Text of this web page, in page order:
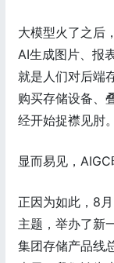
大模型火了之后
AI生成图片、报
就是人们对后端
购买存储设备、
经开始捉襟见肘。
显而易见，AIGC
正因为如此，8
主题，举办了新
集团存储产品线